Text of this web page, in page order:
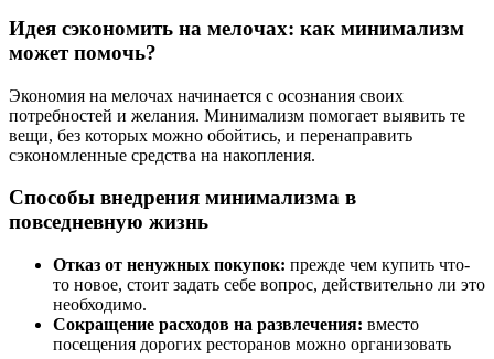
Идея сэкономить на мелочах: как минимализм
может помочь?
Экономия на мелочах начинается с осознания своих
потребностей и желания. Минимализм помогает выявить те
вещи, без которых можно обойтись, и перенаправить
сэкономленные средства на накопления.
Способы внедрения минимализма в
повседневную жизнь
Отказ от ненужных покупок: прежде чем купить что-
то новое, стоит задать себе вопрос, действительно ли это
необходимо.
Сокращение расходов на развлечения: вместо
посещения дорогих ресторанов можно организовать